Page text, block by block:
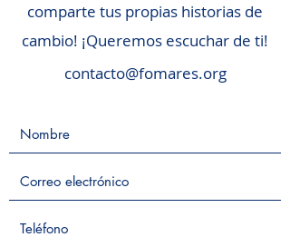
comparte tus propias historias de
cambio! ¡Queremos escuchar de ti!
contacto@fomares.org